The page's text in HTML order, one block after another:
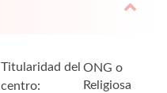
Titularidad del
centro:
ONG o
Religiosa